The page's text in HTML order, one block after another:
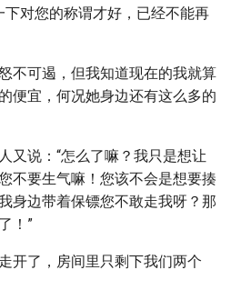
对您的称谓才好，已经不能再
不可遏，但我知道现在的我就算
便宜，何况她身边还有这么多的
又说：“怎么了嘛？我只是想让
不要生气嘛！您该不会是想要揍
身边带着保镖您不敢走我呀？那
！”
开了，房间里只剩下我们两个